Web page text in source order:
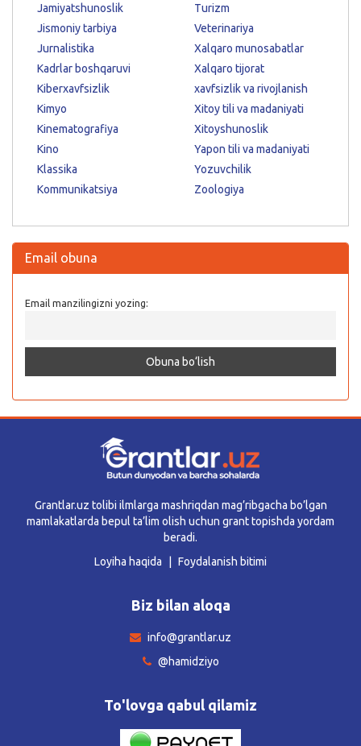
Jamiyatshunoslik
Jismoniy tarbiya
Jurnalistika
Kadrlar boshqaruvi
Kiberxavfsizlik
Kimyo
Kinematografiya
Kino
Klassika
Kommunikatsiya
Turizm
Veterinariya
Xalqaro munosabatlar
Xalqaro tijorat
xavfsizlik va rivojlanish
Xitoy tili va madaniyati
Xitoyshunoslik
Yapon tili va madaniyati
Yozuvchilik
Zoologiya
Email obuna
Email manzilingizni yozing:
Grantlar.uz tolibi ilmlarga mashriqdan mag’ribgacha bo’lgan
mamlakatlarda bepul ta’lim olish uchun grant topishda yordam
beradi.
Loyiha haqida
Foydalanish bitimi
Biz bilan aloqa
info@grantlar.uz
@hamidziyo
To'lovga qabul qilamiz